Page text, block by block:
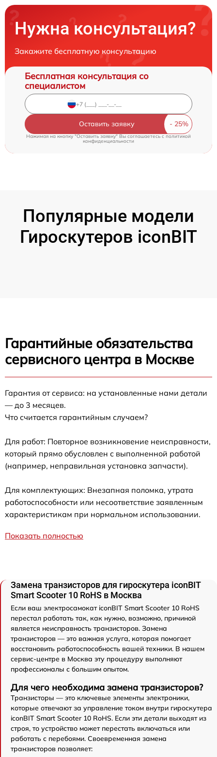
Нужна консультация?
Закажите бесплатную консультацию
Бесплатная консультация со
специалистом
Оставить заявку
Нажимая на кнопку "Оставить заявку" Вы соглашаетесь c политикой
конфиденциальности
Популярные модели
Гироскутеров iconBIT
Гарантийные обязательства
сервисного центра в Москве
Гарантия от сервиса: на установленные нами детали
— до 3 месяцев.
Что считается гарантийным случаем?
Для работ: Повторное возникновение неисправности,
который прямо обусловлен с выполненной работой
(например, неправильная установка запчасти).
Для комплектующих: Внезапная поломка, утрата
работоспособности или несоответствие заявленным
характеристикам при нормальном использовании.
Показать полностью
Замена транзисторов для гироскутера iconBIT
Smart Scooter 10 RoHS в Москва
Если ваш электросамокат iconBIT Smart Scooter 10 RoHS
перестал работать так, как нужно, возможно, причиной
является неисправность транзисторов. Замена
транзисторов — это важная услуга, которая помогает
восстановить работоспособность вашей техники. В нашем
сервис-центре в Москва эту процедуру выполняют
профессионалы с большим опытом.
Для чего необходима замена транзисторов?
Транзисторы — это ключевые элементы электроники,
которые отвечают за управление током внутри гироскутера
iconBIT Smart Scooter 10 RoHS. Если эти детали выходят из
строя, то устройство может перестать включаться или
работать с перебоями. Своевременная замена
транзисторов позволяет: